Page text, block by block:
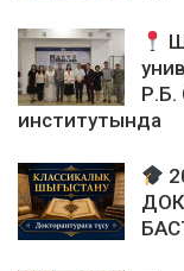
Р.Б.
институтында